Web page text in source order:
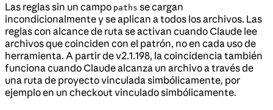
Las reglas sin un campo paths se cargan
incondicionalmente y se aplican a todos los archivos. Las
reglas con alcance de ruta se activan cuando Claude lee
archivos que coinciden con el patrón, no en cada uso de
herramienta. A partir de v2.1.198, la coincidencia también
funciona cuando Claude alcanza un archivo a través de
una ruta de proyecto vinculada simbólicamente, por
ejemplo en un checkout vinculado simbólicamente.